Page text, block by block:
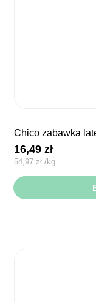
chico zabawka
16,49zł
54,97zł /kg